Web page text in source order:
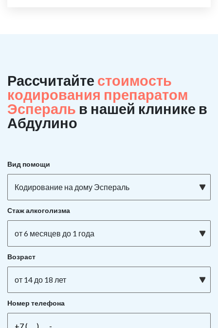
Рассчитайте стоимость
кодирования препаратом
Эспераль в нашей клинике в
Абдулино
Вид помощи
Кодирование на дому Эспераль
Стаж алкоголизма
от 6 месяцев до 1 года
Возраст
от 14 до 18 лет
Номер телефона